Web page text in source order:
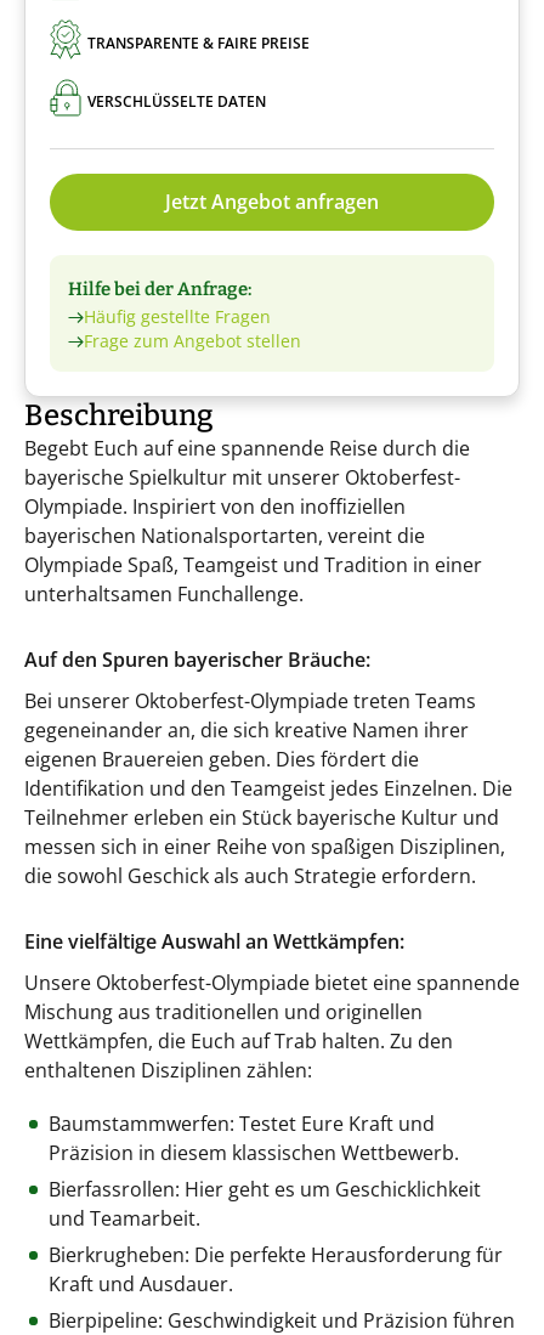
TRANSPARENTE & FAIRE PREISE
VERSCHLÜSSELTE DATEN
Jetzt Angebot anfragen
Hilfe bei der Anfrage:
Häufig gestellte Fragen
Frage zum Angebot stellen
Beschreibung
Begebt Euch auf eine spannende Reise durch die
bayerische Spielkultur mit unserer Oktoberfest-
Olympiade. Inspiriert von den inoffiziellen
bayerischen Nationalsportarten, vereint die
Olympiade Spaß, Teamgeist und Tradition in einer
unterhaltsamen Funchallenge.
Auf den Spuren bayerischer Bräuche:
Bei unserer Oktoberfest-Olympiade treten Teams
gegeneinander an, die sich kreative Namen ihrer
eigenen Brauereien geben. Dies fördert die
Identifikation und den Teamgeist jedes Einzelnen. Die
Teilnehmer erleben ein Stück bayerische Kultur und
messen sich in einer Reihe von spaßigen Disziplinen,
die sowohl Geschick als auch Strategie erfordern.
Eine vielfältige Auswahl an Wettkämpfen:
Unsere Oktoberfest-Olympiade bietet eine spannende
Mischung aus traditionellen und originellen
Wettkämpfen, die Euch auf Trab halten. Zu den
enthaltenen Disziplinen zählen:
Baumstammwerfen: Testet Eure Kraft und
Präzision in diesem klassischen Wettbewerb.
Bierfassrollen: Hier geht es um Geschicklichkeit
und Teamarbeit.
Bierkrugheben: Die perfekte Herausforderung für
Kraft und Ausdauer.
Bierpipeline: Geschwindigkeit und Präzision führen